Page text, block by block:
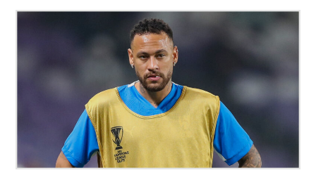
adiós
Al
Hilal
y
ponen
fin
a
su
contrato